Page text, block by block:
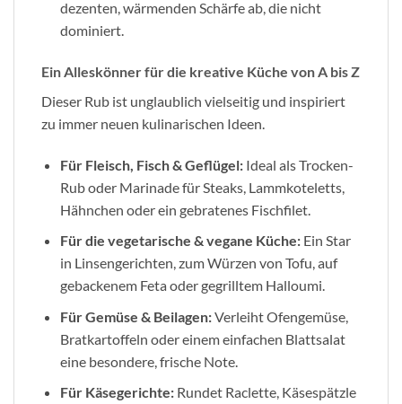
dezenten, wärmenden Schärfe ab, die nicht
dominiert.
Ein Alleskönner für die kreative Küche von A bis Z
Dieser Rub ist unglaublich vielseitig und inspiriert
zu immer neuen kulinarischen Ideen.
Für Fleisch, Fisch & Geflügel:Ideal als Trocken-
Rub oder Marinade für Steaks, Lammkoteletts,
Hähnchen oder ein gebratenes Fischfilet.
Für die vegetarische & vegane Küche:Ein Star
in Linsengerichten, zum Würzen von Tofu, auf
gebackenem Feta oder gegrilltem Halloumi.
Für Gemüse & Beilagen:Verleiht Ofengemüse,
Bratkartoffeln oder einem einfachen Blattsalat
eine besondere, frische Note.
Für Käsegerichte:Rundet Raclette, Käsespätzle